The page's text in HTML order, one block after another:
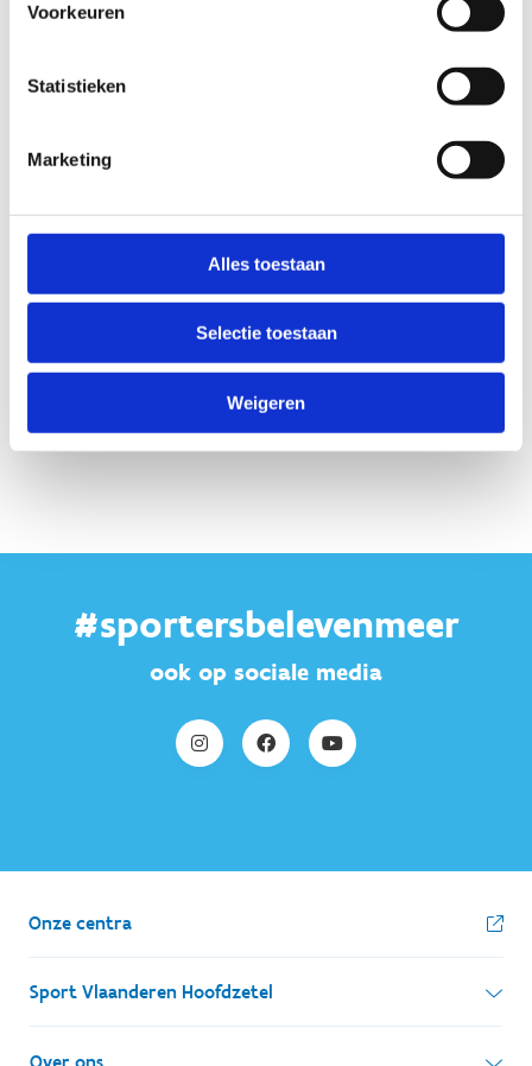
Voorkeuren
Statistieken
Marketing
Alles toestaan
Selectie toestaan
Weigeren
Wapenstilstand
31-12
#sportersbelevenmeer
ook op sociale media
Onze centra
Sport Vlaanderen Hoofdzetel
Simon Bolivarlaan 17